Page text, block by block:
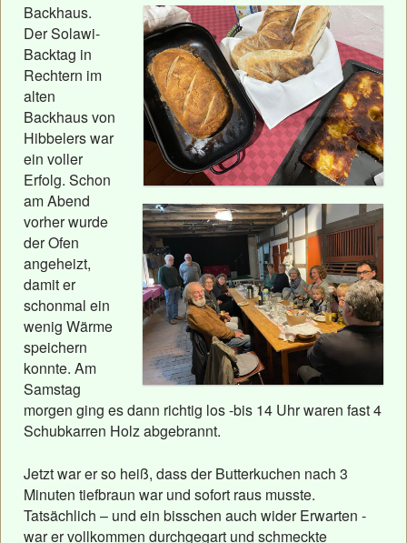
Backhaus.
Der Solawi-
Backtag in
Rechtern im
alten
Backhaus von
Hibbelers war
ein voller
Erfolg. Schon
am Abend
vorher wurde
der Ofen
angeheizt,
damit er
schonmal ein
wenig Wärme
speichern
konnte. Am
Samstag
morgen ging es dann richtig los -bis 14 Uhr waren fast 4
Schubkarren Holz abgebrannt.
Jetzt war er so heiß, dass der Butterkuchen nach 3
Minuten tiefbraun war und sofort raus musste.
Tatsächlich – und ein bisschen auch wider Erwarten -
war er vollkommen durchgegart und schmeckte